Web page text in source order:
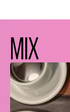
MIX